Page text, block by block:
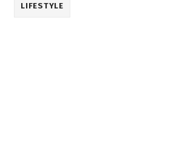
LIFESTYLE